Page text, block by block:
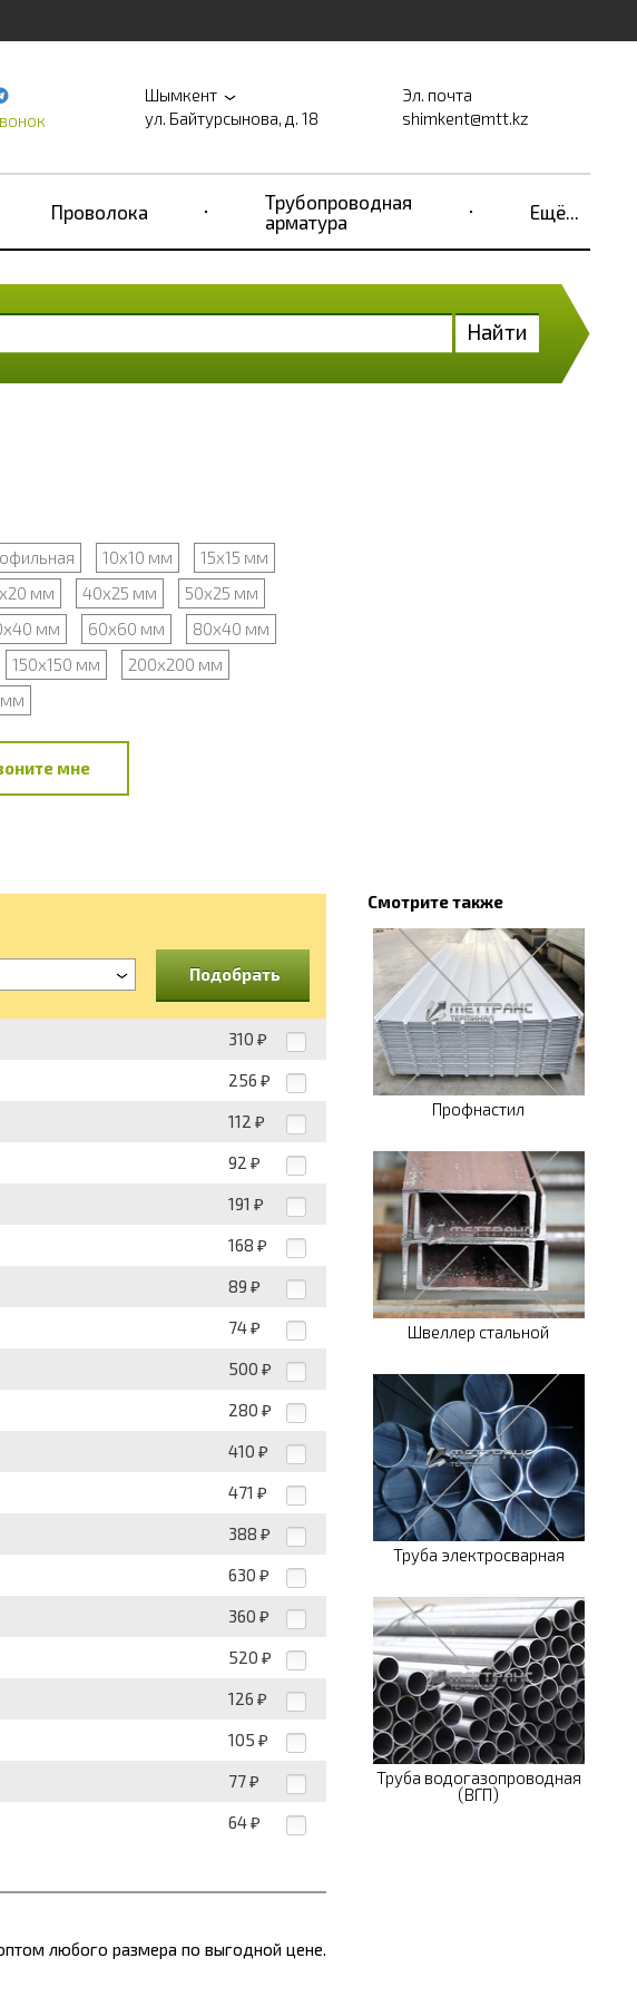
Шымкент
ул. Байтурсынова, д. 18
Эл. почта
shimkent@mtt.kz
Проволока
Трубопроводная
арматура
Ещё...
Найти
10х10 мм
15х15 мм
мм 40х25 мм
50х25 мм
мм 60х60 мм
80х40 мм
150х150 мм
200х200 мм
мм
мне
Подобрать
310 ₽
256 ₽
112 ₽
92 ₽
191 ₽
168 ₽
89 ₽
74 ₽
500 ₽
280 ₽
410 ₽
471 ₽
388 ₽
630 ₽
360 ₽
520 ₽
126 ₽
105 ₽
77 ₽
64 ₽
любого размера по выгодной цене.
Смотрите также
Профнастил
Швеллер стальной
Труба электросварная
Труба водогазопроводная
(ВГП)